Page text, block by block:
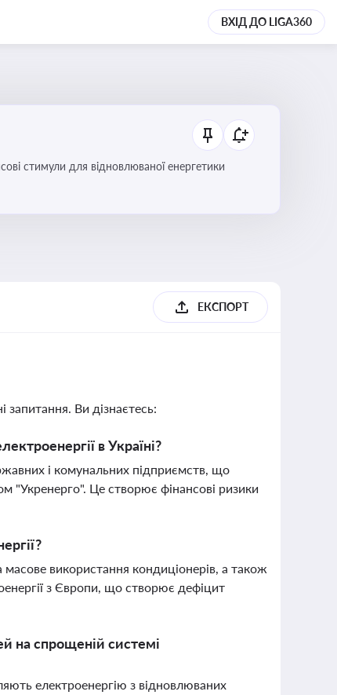
ВХІД ДО LIGA360
стимули для відновлюваної енергетики
ЕКСПОРТ
запитання. Ви дізнаєтесь:
в Україні?
і комунальних підприємств, що
"Укренерго". Це створює фінансові ризики
використання кондиціонерів, а також
з Європи, що створює дефіцит
на спрощеній системі
електроенергію з відновлюваних